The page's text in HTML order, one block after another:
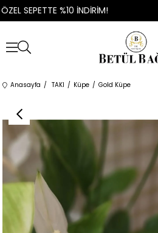
SEPETTE %10 İNDİRİM!
Anasayfa TAKI Küpe Gold Küpe